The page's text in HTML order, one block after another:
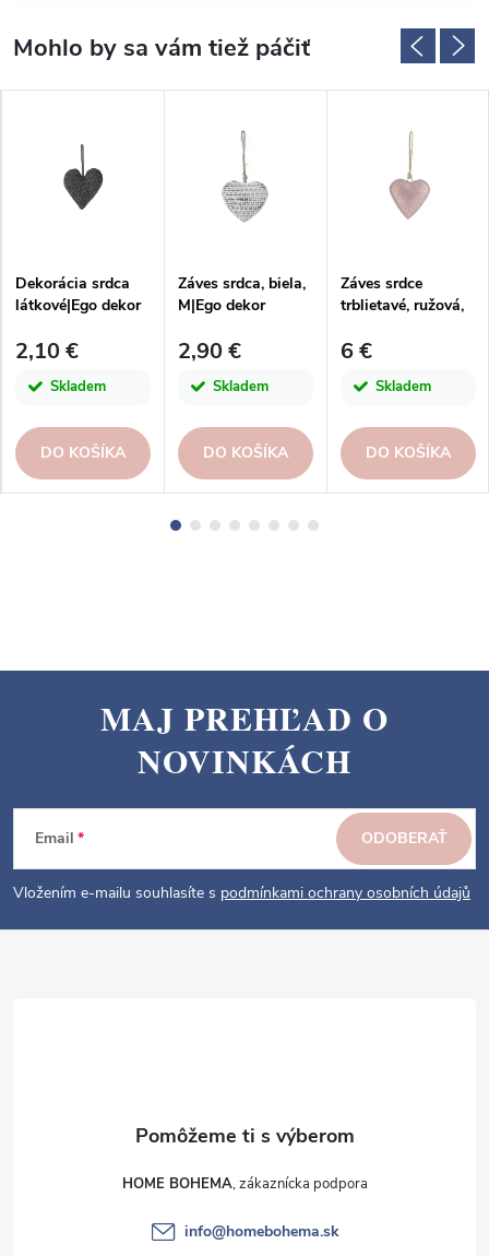
Dekorácia srdca
látkové|Ego dekor
2,10 €
Skladem
DO KOŠÍKA
Záves srdca, biela,
M|Ego dekor
2,90 €
Skladem
DO KOŠÍKA
Záves srdce
trblietavé, ružová,
6 €
Skladem
DO KOŠÍKA
p
e
MAJ PREHĽAD O
NOVINKÁCH
Email
Vložením e-mailu souhlasíte s podmínkami ochrany osobních údajů
ODOBERAŤ
HOME BOHEMA
info@homebohema.sk